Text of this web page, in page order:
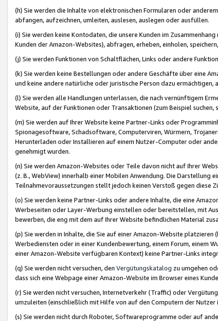
(h) Sie werden die Inhalte von elektronischen Formularen oder
abfangen, aufzeichnen, umleiten, auslesen, auslegen oder ausfüllen.
(i) Sie werden keine Kontodaten, die unsere Kunden im
Kunden der Amazon-Websites), abfragen, erheben, einholen,
(j) Sie werden Funktionen von Schaltflächen, Links oder andere
(k) Sie werden keine Bestellungen oder andere Geschäfte über eine
und keine andere natürliche oder juristische Person dazu
(l) Sie werden alle Handlungen unterlassen, die nach vernünftigem
Website, auf der Funktionen oder Transaktionen (zum Beispiel
(m) Sie werden auf Ihrer Website keine Partner-Links oder
Spionagesoftware, Schadsoftware, Computerviren, Würmern,
Herunterladen oder Installieren auf einem Nutzer-Computer oder
genehmigt wurden.
(n) Sie werden Amazon-Websites oder Teile davon nicht auf Ihrer
(z. B., WebView) innerhalb einer Mobilen Anwendung. Die Darstellung
Teilnahmevoraussetzungen stellt jedoch keinen Verstoß gegen diese
(o) Sie werden keine Partner-Links oder andere Inhalte, die eine
Werbeseiten oder Layer-Werbung einstellen oder bereitstellen, mit
bewerben, die eng mit dem auf Ihrer Website befindlichen Material
(p) Sie werden in Inhalte, die Sie auf einer Amazon-Website
Werbediensten oder in einer Kundenbewertung, einem Forum, einem
einer Amazon-Website verfügbaren Kontext) keine Partner-Links
(q) Sie werden nicht versuchen, den Vergütungskatalog zu umgehen
dass sich eine Webpage einer Amazon-Website im Browser eines
(r) Sie werden nicht versuchen, Internetverkehr (Traffic) oder
umzuleiten (einschließlich mit Hilfe von auf den Computern der
(s) Sie werden nicht durch Roboter, Softwareprogramme oder auf